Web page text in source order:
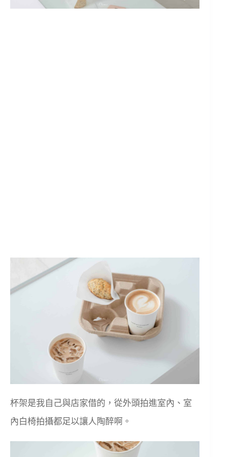
杯架是我自己與店家借的，從外頭拍進室內、室
內白椅拍攝都足以讓人陶醉啊。